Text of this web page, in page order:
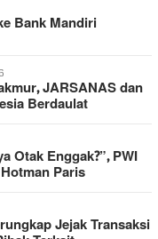
Bank Mandiri
JARSANAS dan
Berdaulat
Otak Enggak?”, PWI
Paris
Jejak Transaksi